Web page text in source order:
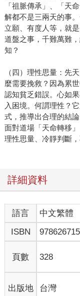
「祖脈傳承」、「天
解都不是三兩天的事
立願、有度人等，就
道盤之事，千難萬難
知？
（四）理性思量：先
麼需要挽救？因為累
認知貧乏錯誤。心如
入困境。何謂理性？
式，推導出合理的結
面對道場「天命轉移
理性思量、冷靜判斷
詳細資料
語言 中文繁體
ISBN
頁數 328
出版地 台灣